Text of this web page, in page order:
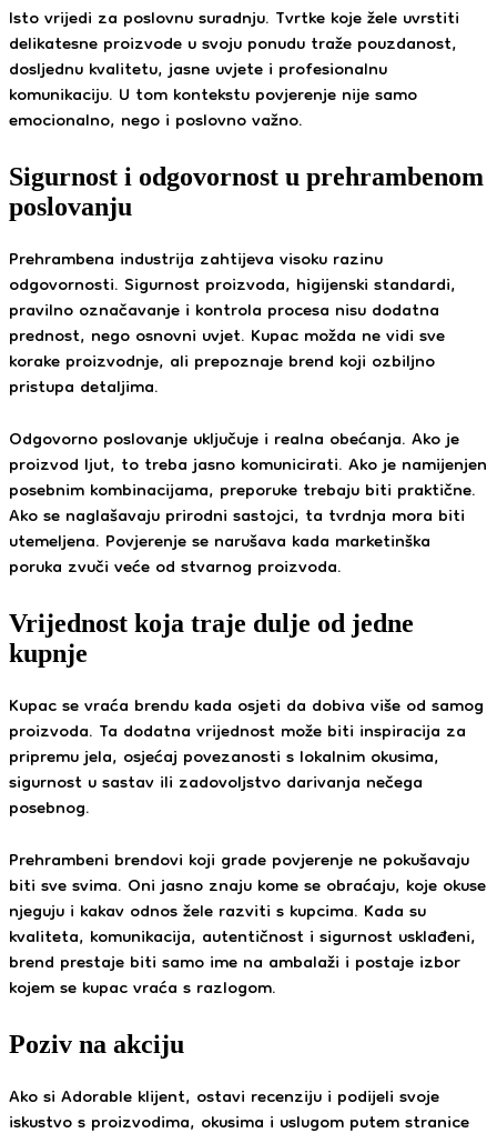
Isto vrijedi za poslovnu suradnju. Tvrtke koje žele uvrstiti
delikatesne proizvode u svoju ponudu traže pouzdanost,
dosljednu kvalitetu, jasne uvjete i profesionalnu
komunikaciju. U tom kontekstu povjerenje nije samo
emocionalno, nego i poslovno važno.
Sigurnost i odgovornost u prehrambenom
poslovanju
Prehrambena industrija zahtijeva visoku razinu
odgovornosti. Sigurnost proizvoda, higijenski standardi,
pravilno označavanje i kontrola procesa nisu dodatna
prednost, nego osnovni uvjet. Kupac možda ne vidi sve
korake proizvodnje, ali prepoznaje brend koji ozbiljno
pristupa detaljima.
Odgovorno poslovanje uključuje i realna obećanja. Ako je
proizvod ljut, to treba jasno komunicirati. Ako je namijenjen
posebnim kombinacijama, preporuke trebaju biti praktične.
Ako se naglašavaju prirodni sastojci, ta tvrdnja mora biti
utemeljena. Povjerenje se narušava kada marketinška
poruka zvuči veće od stvarnog proizvoda.
Vrijednost koja traje dulje od jedne
kupnje
Kupac se vraća brendu kada osjeti da dobiva više od samog
proizvoda. Ta dodatna vrijednost može biti inspiracija za
pripremu jela, osjećaj povezanosti s lokalnim okusima,
sigurnost u sastav ili zadovoljstvo darivanja nečega
posebnog.
Prehrambeni brendovi koji grade povjerenje ne pokušavaju
biti sve svima. Oni jasno znaju kome se obraćaju, koje okuse
njeguju i kakav odnos žele razviti s kupcima. Kada su
kvaliteta, komunikacija, autentičnost i sigurnost usklađeni,
brend prestaje biti samo ime na ambalaži i postaje izbor
kojem se kupac vraća s razlogom.
Poziv na akciju
Ako si Adorable klijent, ostavi recenziju i podijeli svoje
iskustvo s proizvodima, okusima i uslugom putem stranice